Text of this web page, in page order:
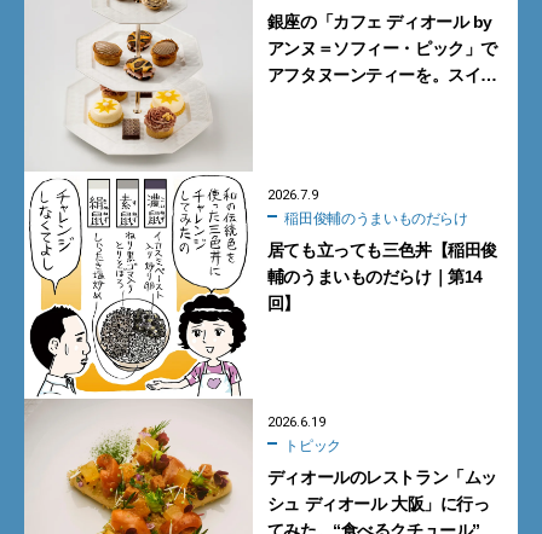
銀座の「カフェ ディオール by
アンヌ＝ソフィー・ピック」で
アフタヌーンティーを。スイー
2026.7.9
稲田俊輔のうまいものだらけ
居ても立っても三色丼【稲田俊
輔のうまいものだらけ｜第14
回】
2026.6.19
トピック
ディオールのレストラン「ムッ
シュ ディオール 大阪」に行っ